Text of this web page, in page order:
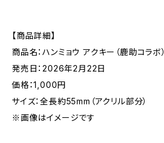
【商品詳細】
商品名：ハンミョウ アクキー（鹿助コラボ）
発売日：2026年2月22日
価格：1,000円
サイズ：全長約55mm（アクリル部分）
※画像はイメージです